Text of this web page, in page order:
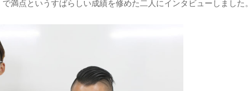
満点というすばらしい成績を修めた二人にインタビューしました。